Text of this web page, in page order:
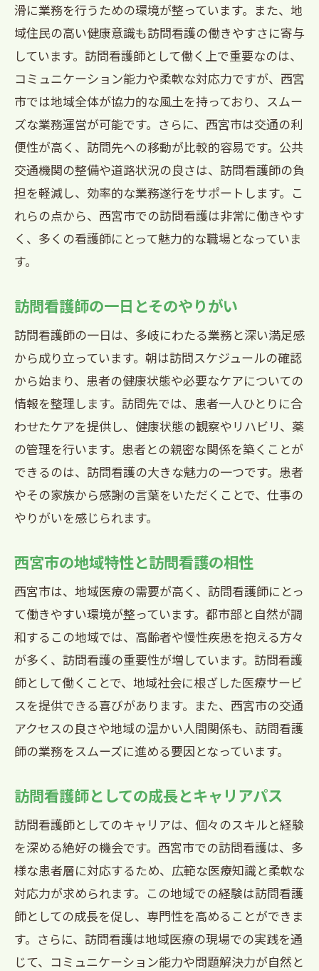
滑に業務を行うための環境が整っています。また、地
域住民の高い健康意識も訪問看護の働きやすさに寄与
しています。訪問看護師として働く上で重要なのは、
コミュニケーション能力や柔軟な対応力ですが、西宮
市では地域全体が協力的な風土を持っており、スムー
ズな業務運営が可能です。さらに、西宮市は交通の利
便性が高く、訪問先への移動が比較的容易です。公共
交通機関の整備や道路状況の良さは、訪問看護師の負
担を軽減し、効率的な業務遂行をサポートします。こ
れらの点から、西宮市での訪問看護は非常に働きやす
く、多くの看護師にとって魅力的な職場となっていま
す。
訪問看護師の一日とそのやりがい
訪問看護師の一日は、多岐にわたる業務と深い満足感
から成り立っています。朝は訪問スケジュールの確認
から始まり、患者の健康状態や必要なケアについての
情報を整理します。訪問先では、患者一人ひとりに合
わせたケアを提供し、健康状態の観察やリハビリ、薬
の管理を行います。患者との親密な関係を築くことが
できるのは、訪問看護の大きな魅力の一つです。患者
やその家族から感謝の言葉をいただくことで、仕事の
やりがいを感じられます。
西宮市の地域特性と訪問看護の相性
西宮市は、地域医療の需要が高く、訪問看護師にとっ
て働きやすい環境が整っています。都市部と自然が調
和するこの地域では、高齢者や慢性疾患を抱える方々
が多く、訪問看護の重要性が増しています。訪問看護
師として働くことで、地域社会に根ざした医療サービ
スを提供できる喜びがあります。また、西宮市の交通
アクセスの良さや地域の温かい人間関係も、訪問看護
師の業務をスムーズに進める要因となっています。
訪問看護師としての成長とキャリアパス
訪問看護師としてのキャリアは、個々のスキルと経験
を深める絶好の機会です。西宮市での訪問看護は、多
様な患者層に対応するため、広範な医療知識と柔軟な
対応力が求められます。この地域での経験は訪問看護
師としての成長を促し、専門性を高めることができま
す。さらに、訪問看護は地域医療の現場での実践を通
じて、コミュニケーション能力や問題解決力が自然と